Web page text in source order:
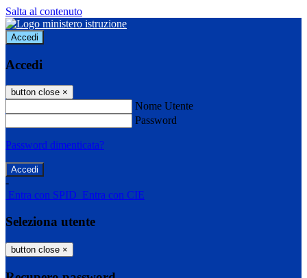
Salta al contenuto
Accedi
Accedi
button close ×
Nome Utente
Password
Password dimenticata?
-
Entra con SPID Entra con CIE
Seleziona utente
button close ×